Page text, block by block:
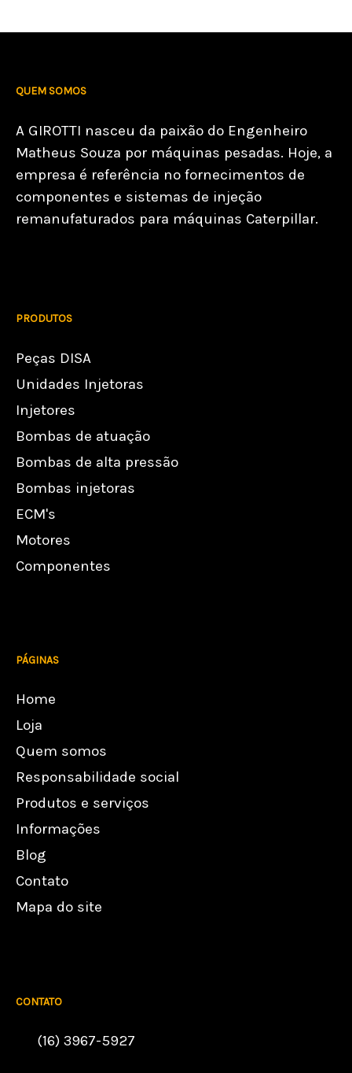
QUEM SOMOS
A GIROTTI nasceu da paixão do Engenheiro
Matheus Souza por máquinas pesadas. Hoje, a
empresa é referência no fornecimentos de
componentes e sistemas de injeção
remanufaturados para máquinas Caterpillar.
PRODUTOS
Peças DISA
Unidades Injetoras
Injetores
Bombas de atuação
Bombas de alta pressão
Bombas injetoras
ECM's
Motores
Componentes
PÁGINAS
Home
Loja
Quem somos
Responsabilidade social
Produtos e serviços
Informações
Blog
Contato
Mapa do site
CONTATO
(16) 3967-5927